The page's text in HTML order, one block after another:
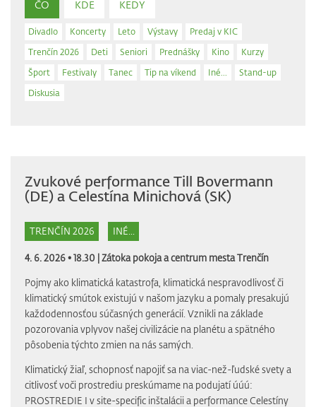
ČO KDE KEDY
Divadlo Koncerty Leto Výstavy
Predaj v KIC
Trenčín 2026
Deti Seniori Prednášky Kino
Kurzy
Šport
Festivaly Tanec Tip na víkend Iné...
Stand-up
Diskusia
Zvukové performance Till Bovermann
(DE) a Celestína Minichová (SK)
TRENČÍN 2026 INÉ...
4. 6. 2026 • 18.30 |Zátoka pokoja a centrum mesta Trenčín
Pojmy ako klimatická katastrofa, klimatická nespravodlivosť či
klimatický smútok existujú v našom jazyku a pomaly presakujú
každodennosťou súčasných generácií. Vznikli na základe
pozorovania vplyvov našej civilizácie na planétu a spätného
pôsobenia týchto zmien na nás samých.
Klimatický žiaľ, schopnosť napojiť sa na viac-než-ľudské svety a
citlivosť voči prostrediu preskúmame na podujatí úúú:
PROSTREDIE I v site-specific inštalácii a performance Celestíny